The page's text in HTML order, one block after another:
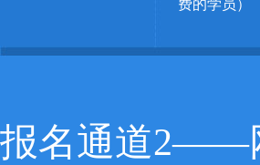
费的学员）
报名通道2——